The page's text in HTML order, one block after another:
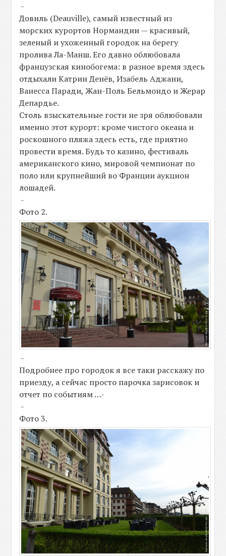
-
Довиль (Deauville), самый известный из
морских курортов Нормандии — красивый,
зеленый и ухоженный городок на берегу
пролива Ла-Манш. Его давно облюбовала
французская кинобогема: в разное время здесь
отдыхали Катрин Денёв, Изабель Аджани,
Ванесса Паради, Жан-Поль Бельмондо и Жерар
Депардье.
Столь взыскательные гости не зря облюбовали
именно этот курорт: кроме чистого океана и
роскошного пляжа здесь есть, где приятно
провести время. Будь то казино, фестиваль
американского кино, мировой чемпионат по
поло или крупнейший во Франции аукцион
лошадей.
-
Фото 2.
-
Подробнее про городок я все таки расскажу по
приезду, а сейчас просто парочка зарисовок и
отчет по событиям …-
-
Фото 3.